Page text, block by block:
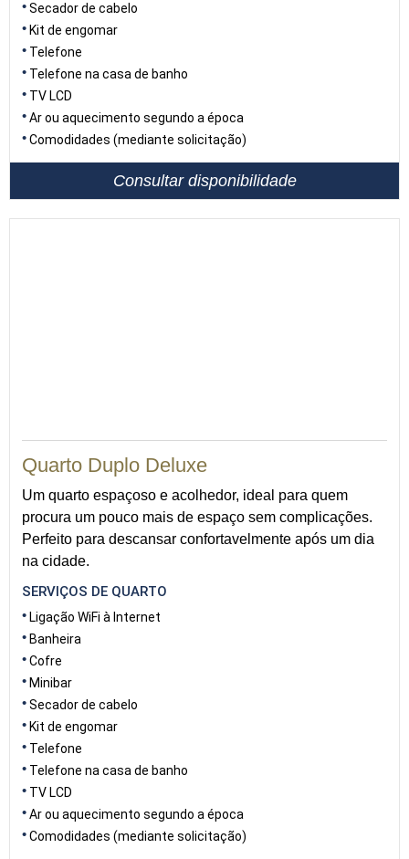
Secador de cabelo
Kit de engomar
Telefone
Telefone na casa de banho
TV LCD
Ar ou aquecimento segundo a época
Comodidades (mediante solicitação)
Consultar disponibilidade
Quarto Duplo Deluxe
Um quarto espaçoso e acolhedor, ideal para quem
procura um pouco mais de espaço sem complicações.
Perfeito para descansar confortavelmente após um dia
na cidade.
SERVIÇOS DE QUARTO
Ligação WiFi à Internet
Banheira
Cofre
Minibar
Secador de cabelo
Kit de engomar
Telefone
Telefone na casa de banho
TV LCD
Ar ou aquecimento segundo a época
Comodidades (mediante solicitação)